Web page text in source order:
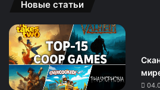
Новые статьи